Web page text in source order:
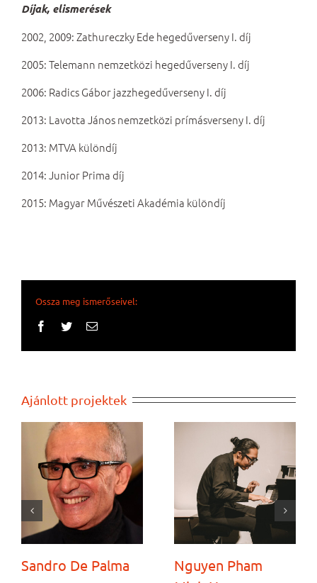
Díjak, elismerések
2002, 2009: Zathureczky Ede hegedűverseny I. díj
2005: Telemann nemzetközi hegedűverseny I. díj
2006: Radics Gábor jazzhegedűverseny I. díj
2013: Lavotta János nemzetközi prímásverseny I. díj
2013: MTVA különdíj
2014: Junior Prima díj
2015: Magyar Művészeti Akadémia különdíj
Ossza meg ismerőseivel:
Facebook
TwitterEmail:
Ajánlott projektek
Sandro De Palma
Nguyen Pham